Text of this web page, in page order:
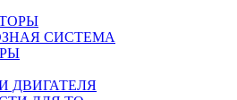
СИСТЕМА
ДВИГАТЕЛЯ